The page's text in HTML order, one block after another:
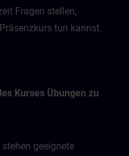
Fragen stellen,
tun kannst.
Kurses Übungen zu
geeignete